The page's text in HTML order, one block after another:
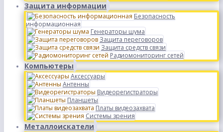
Защита информации
Безопасность
информационная
Генераторы шума
Защита переговоров
Защита средств связи
Радиомониторинг сетей
Компьютеры
Аксессуары
Антенны
Видеорегистраторы
Планшеты
Платы видеозахвата
Системы зрения
Металлоискатели